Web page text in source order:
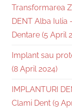
Transformarea
DENT Alba
Dentare (5 April
Implant sau
(8 April 2024)
IMPLANTURI
Clami Dent (9